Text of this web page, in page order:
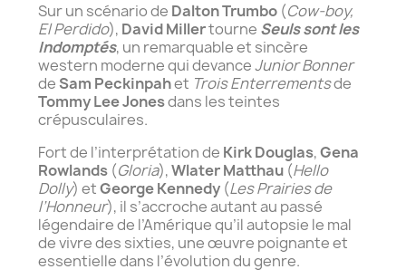
Sur un scénario de Dalton Trumbo (Cow-boy,
El Perdido), David Millertourne Seuls sont les
Indomptés, un remarquable et sincère
western moderne qui devanceJunior Bonner
deSam Peckinpahet Trois Enterrementsde
Tommy Lee Jonesdans les teintes
crépusculaires.
Fort de l’interprétation de Kirk Douglas,Gena
Rowlands (Gloria),Wlater Matthau (Hello
Dolly) etGeorge Kennedy (Les Prairies de
l’Honneur), il s’accroche autant au passé
légendaire de l’Amérique qu’il autopsie le mal
de vivre des sixties, une œuvre poignante et
essentielle dans l’évolution du genre.